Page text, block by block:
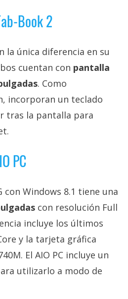
Book 2
la única diferencia en su
cuentan con pantalla
. Como
incorporan un teclado
tras la pantalla para
PC
con Windows 8.1 tiene una
con resolución Full
incluye los últimos
y la tarjeta gráfica
El AIO PC incluye un
utilizarlo a modo de